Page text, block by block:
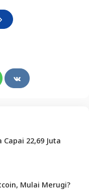
22,69 Juta
Mulai Merugi?